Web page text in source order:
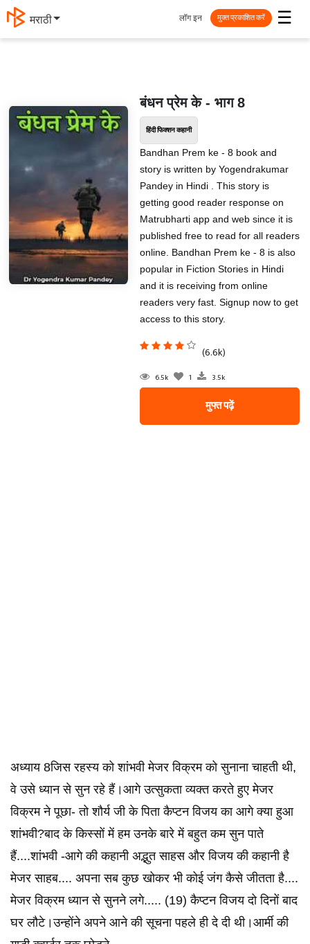
मराठी ☰
लॉग इन मुक्त प्रकाशित करें
बंधन प्रेम के - भाग 8
हिंदी फिक्शन कहानी
Bandhan Prem ke - 8 book and
story is written by Yogendrakumar
Pandey in Hindi . This story is
getting good reader response on
Matrubharti app and web since it is
published free to read for all readers
online. Bandhan Prem ke - 8 is also
popular in Fiction Stories in Hindi
and it is receiving from online
readers very fast. Signup now to get
access to this story.
(6.6k)
6.5k 1 3.5k
मुफ्त पढ़ें
अध्याय 8जिस रहस्य को शांभवी मेजर विक्रम को सुनाना चाहती थी,
वे उसे ध्यान से सुन रहे हैं।आगे उत्सुकता व्यक्त करते हुए मेजर
विक्रम ने पूछा- तो शौर्य जी के पिता कैप्टन विजय का आगे क्या हुआ
शांभवी?बाद के किस्सों में हम उनके बारे में बहुत कम सुन पाते
हैं....शांभवी -आगे की कहानी अद्भुत साहस और विजय की कहानी है
मेजर साहब.... अपना सब कुछ खोकर भी कोई जंग कैसे जीतता है....
मेजर विक्रम ध्यान से सुनने लगे..... (19) कैप्टन विजय दो दिनों बाद
घर लौटे।उन्होंने अपने आने की सूचना पहले ही दे दी थी।आर्मी की